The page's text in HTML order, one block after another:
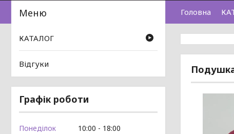
Головна
Подушка
КАТАЛОГ
Відгуки
Графік роботи
Понеділок 10:00
18:00